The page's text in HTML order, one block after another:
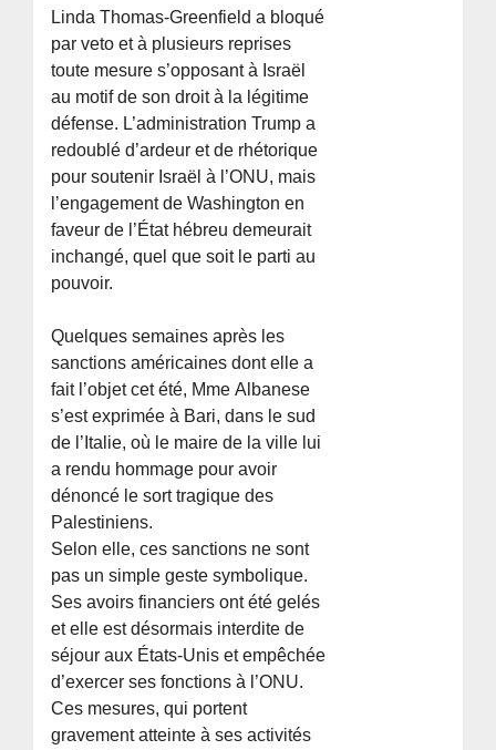
Linda Thomas-Greenfield a bloqué
par veto et à plusieurs reprises
toute mesure s’opposant à Israël
au motif de son droit à la légitime
défense. L’administration Trump a
redoublé d’ardeur et de rhétorique
pour soutenir Israël à l’ONU, mais
l’engagement de Washington en
faveur de l’État hébreu demeurait
inchangé, quel que soit le parti au
pouvoir.
Quelques semaines après les
sanctions américaines dont elle a
fait l’objet cet été, Mme Albanese
s’est exprimée à Bari, dans le sud
de l’Italie, où le maire de la ville lui
a rendu hommage pour avoir
dénoncé le sort tragique des
Palestiniens.
Selon elle, ces sanctions ne sont
pas un simple geste symbolique.
Ses avoirs financiers ont été gelés
et elle est désormais interdite de
séjour aux États-Unis et empêchée
d’exercer ses fonctions à l’ONU.
Ces mesures, qui portent
gravement atteinte à ses activités